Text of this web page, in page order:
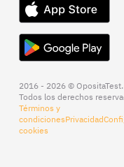
2016 - 2026 © OpositaTest.
Todos los derechos
Términos y
condicionesPrivacidad
cookies